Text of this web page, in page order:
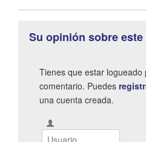
Su opinión sobre
Tienes que estar logueado
comentario. Puedes
una cuenta creada.